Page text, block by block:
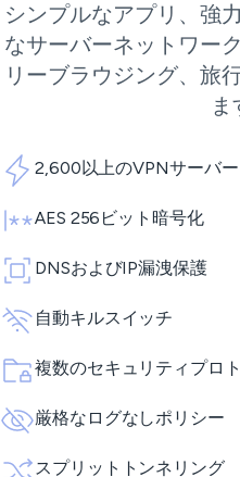
シンプルなアプリ、強
なサーバーネットワー
リーブラウジング、旅
ま
2,600以上のVPNサーバー
AES 256ビット暗号化
DNSおよびIP漏洩保護
自動キルスイッチ
複数のセキュリティプロ
厳格なログなしポリシー
スプリットトンネリング